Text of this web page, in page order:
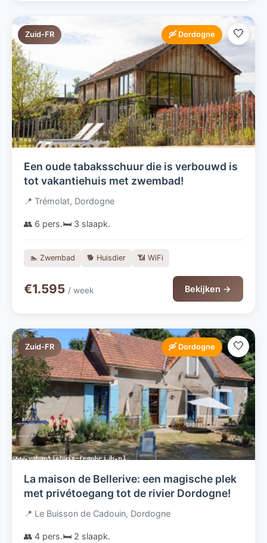
Zuid-FR 🛶 Dordogne 🤍
Een oude tabaksschuur die is verbouwd is
tot vakantiehuis met zwembad!
📍 Trémolat, Dordogne
👥 6 pers.🛏️ 3 slaapk.
🏊 Zwembad 🐕 Huisdier 📶 WiFi
€1.595 / week Bekijken →
Zuid-FR 🛶 Dordogne 🤍
La maison de Bellerive: een magische plek
met privétoegang tot de rivier Dordogne!
📍 Le Buisson de Cadouin, Dordogne
👥 4 pers.🛏️ 2 slaapk.